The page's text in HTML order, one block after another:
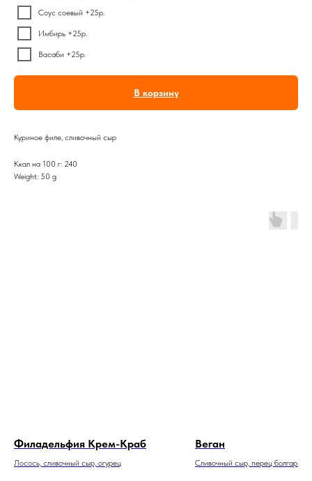
Соус соевый +25р.
Имбирь +25р.
Васаби +25р.
В корзину
Куриное филе, сливочный сыр
Ккал на 100 г: 240
Weight: 50 g
Филадельфия Крем-Краб
Лосось, сливочный сыр, огурец
Веган
Сливочный сыр, перец